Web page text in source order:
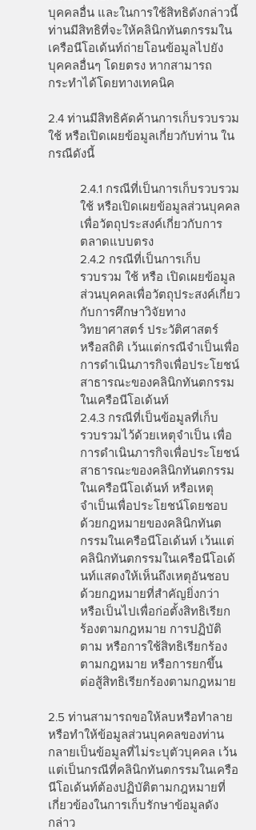
บุคคลอื่น และในการใช้สิทธิดังกล่าวนี้
ท่านมีสิทธิที่จะให้คลินิกทันตกรรมใน
เครือนีโอเด้นท์ถ่ายโอนข้อมูลไปยัง
บุคคลอื่นๆ โดยตรง หากสามารถ
กระทำได้โดยทางเทคนิค
2.4 ท่านมีสิทธิคัดค้านการเก็บรวบรวม
ใช้ หรือเปิดเผยข้อมูลเกี่ยวกับท่าน ใน
กรณีดังนี้
2.4.1 กรณีที่เป็นการเก็บรวบรวม
ใช้ หรือเปิดเผยข้อมูลส่วนบุคคล
เพื่อวัตถุประสงค์เกี่ยวกับการ
ตลาดแบบตรง
2.4.2 กรณีที่เป็นการเก็บ
รวบรวม ใช้ หรือ เปิดเผยข้อมูล
ส่วนบุคคลเพื่อวัตถุประสงค์เกี่ยว
กับการศึกษาวิจัยทาง
วิทยาศาสตร์ ประวัติศาสตร์
หรือสถิติ เว้นแต่กรณีจำเป็นเพื่อ
การดำเนินภารกิจเพื่อประโยชน์
สาธารณะของคลินิกทันตกรรม
ในเครือนีโอเด้นท์
2.4.3 กรณีที่เป็นข้อมูลที่เก็บ
รวบรวมไว้ด้วยเหตุจำเป็น เพื่อ
การดำเนินภารกิจเพื่อประโยชน์
สาธารณะของคลินิกทันตกรรม
ในเครือนีโอเด้นท์ หรือเหตุ
จำเป็นเพื่อประโยชน์โดยชอบ
ด้วยกฎหมายของคลินิกทันต
กรรมในเครือนีโอเด้นท์ เว้นแต่
คลินิกทันตกรรมในเครือนีโอเด้
นท์แสดงให้เห็นถึงเหตุอันชอบ
ด้วยกฎหมายที่สำคัญยิ่งกว่า
หรือเป็นไปเพื่อก่อตั้งสิทธิเรียก
ร้องตามกฎหมาย การปฏิบัติ
ตาม หรือการใช้สิทธิเรียกร้อง
ตามกฎหมาย หรือการยกขึ้น
ต่อสู้สิทธิเรียกร้องตามกฎหมาย
2.5 ท่านสามารถขอให้ลบหรือทำลาย
หรือทำให้ข้อมูลส่วนบุคคลของท่าน
กลายเป็นข้อมูลที่ไม่ระบุตัวบุคคล เว้น
แต่เป็นกรณีที่คลินิกทันตกรรมในเครือ
นีโอเด้นท์ต้องปฏิบัติตามกฎหมายที่
เกี่ยวข้องในการเก็บรักษาข้อมูลดัง
กล่าว